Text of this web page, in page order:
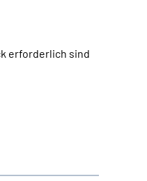
erforderlich sind